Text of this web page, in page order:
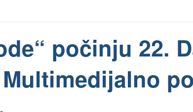
počinju 22.